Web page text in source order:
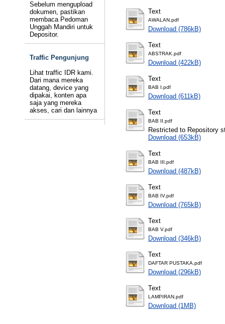
Sebelum mengupload
dokumen, pastikan
membaca Pedoman
Unggah Mandiri untuk
Depositor.
Traffic Pengunjung
Lihat traffic IDR kami.
Dari mana mereka
datang, device yang
dipakai, konten apa
saja yang mereka
akses, cari dan lainnya
Text
AWALAN.pdf
Download (786kB)
Text
ABSTRAK.pdf
Download (422kB)
Text
BAB I.pdf
Download (611kB)
Text
BAB II.pdf
Restricted to Repository
Download (653kB)
Text
BAB III.pdf
Download (487kB)
Text
BAB IV.pdf
Download (765kB)
Text
BAB V.pdf
Download (346kB)
Text
DAFTAR PUSTAKA.pdf
Download (296kB)
Text
LAMPIRAN.pdf
Download (1MB)